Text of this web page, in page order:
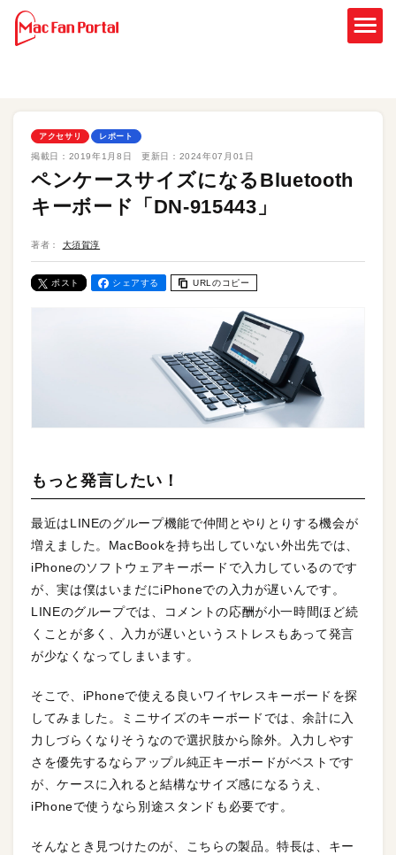
アクセサリ レポート
掲載日： 2019年1月8日 更新日： 2024年07月01日
ペンケースサイズになるBluetooth
キーボード「DN-915443」
著者： 大須賀淳
ポスト シェアする URLのコピー
もっと発言したい！
最近はLINEのグループ機能で仲間とやりとりする機会が
増えました。MacBookを持ち出していない外出先では、
iPhoneのソフトウェアキーボードで入力しているのです
が、実は僕はいまだにiPhoneでの入力が遅いんです。
LINEのグループでは、コメントの応酬が小一時間ほど続
くことが多く、入力が遅いというストレスもあって発言
が少なくなってしまいます。
そこで、iPhoneで使える良いワイヤレスキーボードを探
してみました。ミニサイズのキーボードでは、余計に入
力しづらくなりそうなので選択肢から除外。入力しやす
さを優先するならアップル純正キーボードがベストです
が、ケースに入れると結構なサイズ感になるうえ、
iPhoneで使うなら別途スタンドも必要です。
そんなとき見つけたのが、こちらの製品。特長は、キー